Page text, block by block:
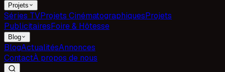
Projets
Séries TVProjets CinématographiquesProjets
PublicitairesFoire & Hôtesse
Blog
BlogActualitésAnnonces
ContactÀ propos de nous